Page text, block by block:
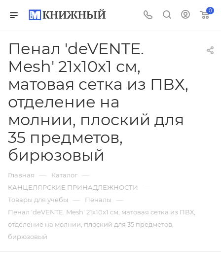
0
Пенал 'deVENTE.
Mesh' 21x10x1 см,
матовая сетка из ПВХ,
отделение на
молнии, плоский для
35 предметов,
бирюзовый
Главная — Каталог —
КАНЦЕЛЯРСКИЕ ПРИНАДЛЕЖНОСТИ —
Товары для учебы — Пеналы —
Пенал 'deVENTE. Mesh' 21x10x1 см, матовая сетка из ПВХ,
отделение на молнии, плоский для 35 предметов,
бирюзовый